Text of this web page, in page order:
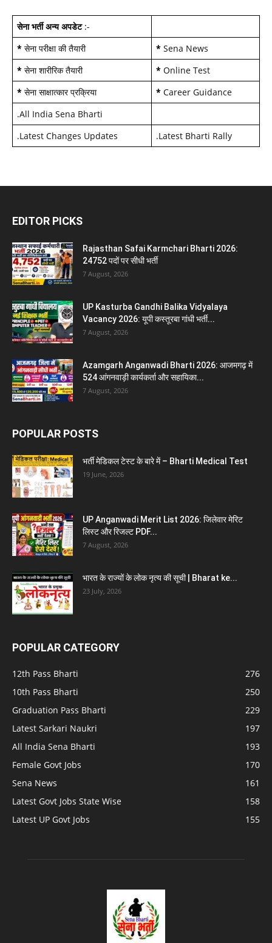
सेना भर्ती अन्य अपडेट:-
* सेना परीक्षा की तैयारी * Sena News
* सेना शारीरिक तैयारी * Online Test
* सेना साक्षात्कार प्रक्रिया * Career Guidance
.All India Sena Bharti
.Latest Changes Updates .Latest Bharti Rally
EDITOR PICKS
Rajasthan Safai Karmchari Bharti 2026:
24752 पदों पर सीधी भर्ती
7 August, 2026
UP Kasturba Gandhi Balika Vidyalaya
Vacancy 2026: यूपी कस्तूरबा गांधी भर्ती...
7 August, 2026
Azamgarh Anganwadi Bharti 2026: आजमगढ़ में
524 आंगनवाड़ी कार्यकर्ता और सहायिका...
7 August, 2026
POPULAR POSTS
भर्ती मेडिकल टेस्ट के बारे में – Bharti Medical Test
19 June, 2026
UP Anganwadi Merit List 2026: जिलेवार मेरिट
लिस्ट और रिजल्ट PDF...
7 August, 2026
भारत के राज्यों के लोक नृत्य की सूची | Bharat ke...
23 July, 2026
POPULAR CATEGORY
12th Pass Bharti
276
10th Pass Bharti
250
Graduation Pass Bharti
229
Latest Sarkari Naukri
197
All India Sena Bharti
193
Female Govt Jobs
170
Sena News
161
Latest Govt Jobs State Wise
158
Latest UP Govt Jobs
155